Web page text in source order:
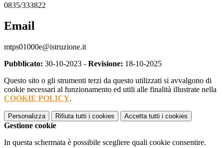
0835/333822
Email
mtps01000e@istruzione.it
Pubblicato: 30-10-2023 - Revisione: 18-10-2025
Questo sito o gli strumenti terzi da questo utilizzati si avvalgono di
cookie necessari al funzionamento ed utili alle finalità illustrate nella
COOKIE POLICY.
Personalizza Rifiuta tutti i cookies Accetta tutti i cookies
Gestione cookie
In questa schermata è possibile scegliere quali cookie consentire.